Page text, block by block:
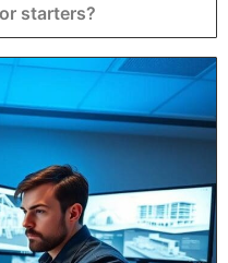
starters?